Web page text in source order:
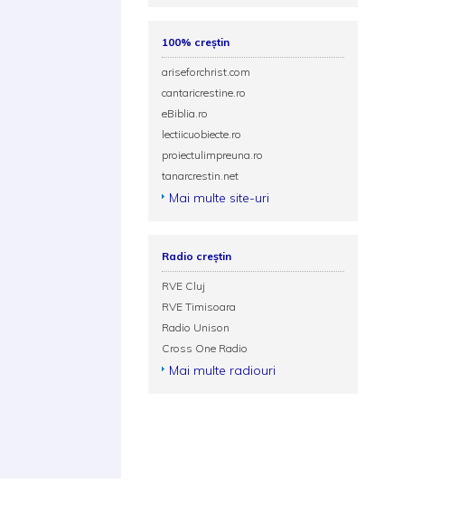
100% creștin
ariseforchrist.com
cantaricrestine.ro
eBiblia.ro
lectiicuobiecte.ro
proiectulimpreuna.ro
tanarcrestin.net
Mai multe site-uri
Radio creștin
RVE Cluj
RVE Timisoara
Radio Unison
Cross One Radio
Mai multe radiouri